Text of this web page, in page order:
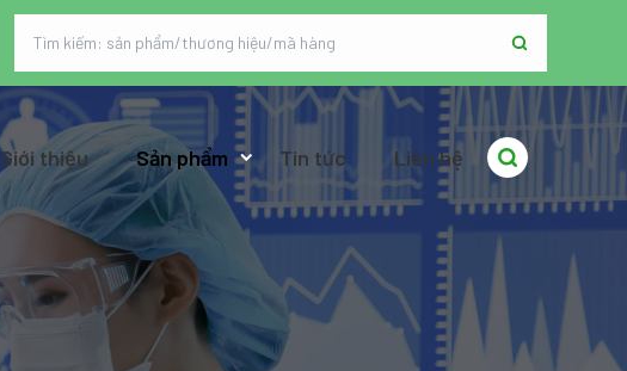
Giới thiệu Sản phẩm Tin tức Liên hệ